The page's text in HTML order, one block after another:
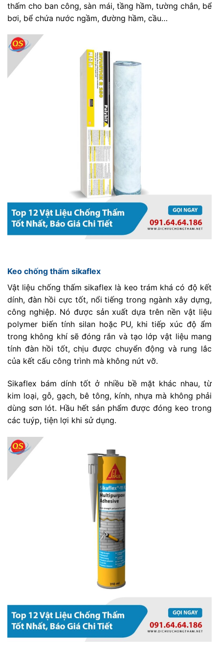
thấm cho ban công, sàn mái, tầng hầm, tường chắn, bể
bơi, bể chứa nước ngầm, đường hầm, cầu…
Keo chống thấm sikaflex
Vật liệu chống thấm sikaflex là keo trám khá có độ kết
dính, đàn hồi cực tốt, nổi tiếng trong ngành xây dựng,
công nghiệp. Nó được sản xuất dựa trên nền vật liệu
polymer biến tính silan hoặc PU, khi tiếp xúc độ ẩm
trong không khí sẽ đóng rắn và tạo lớp vật liệu mang
tính đàn hồi tốt, chịu được chuyển động và rung lắc
của kết cấu công trình mà không nứt vỡ.
Sikaflex bám dính tốt ở nhiều bề mặt khác nhau, từ
kim loại, gỗ, gạch, bê tông, kính, nhựa mà không phải
dùng sơn lót. Hầu hết sản phẩm được đóng keo trong
các tuýp, tiện lợi khi sử dụng.